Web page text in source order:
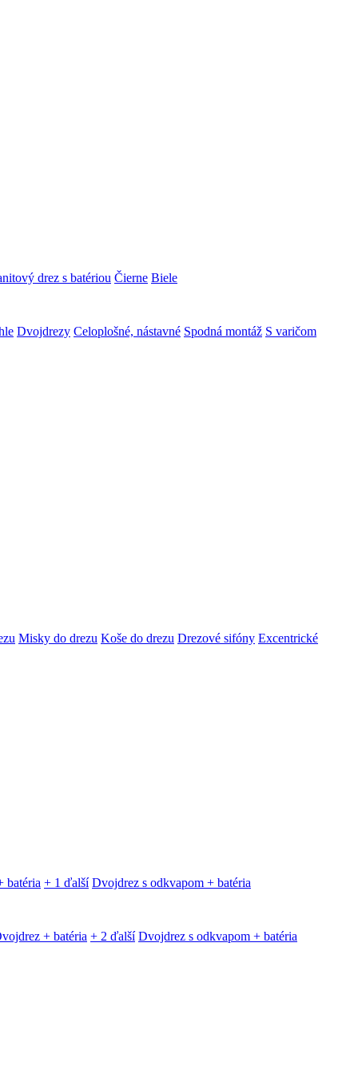
drez s batériou Čierne Biele
Dvojdrezy Celoplošné, nástavné Spodná montáž S varičom
Misky do drezu Koše do drezu Drezové sifóny Excentrické
batéria + 1 ďalší Dvojdrez s odkvapom + batéria
+ batéria + 2 ďalší Dvojdrez s odkvapom + batéria